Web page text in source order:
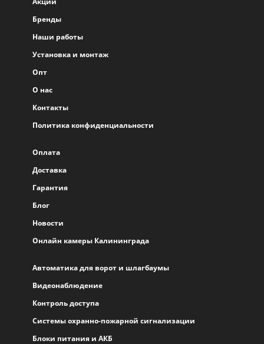
Бренды
Наши работы
Установка и монтаж
Опт
О нас
Контакты
Политика конфиденциальности
Оплата
Доставка
Гарантия
Блог
Новости
Онлайн камеры Калининграда
Автоматика для ворот и шлагбаумы
Видеонаблюдение
Контроль доступа
Системы охранно-пожарной сигнализации
Блоки питания и АКБ